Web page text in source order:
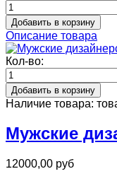
Описание товара
Кол-во:
Наличие товара:
Мужские
12000,00 руб